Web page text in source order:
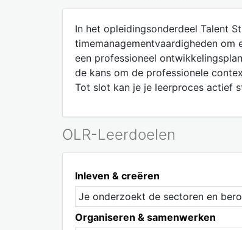
In het opleidingsonderdeel Talent
timemanagementvaardigheden
een professioneel
de kans om de professionele
Tot slot kan je je leerproces actief
OLR-Leerdoelen
Inleven & creëren
Je onderzoekt de sectoren en
Organiseren & samenwerken